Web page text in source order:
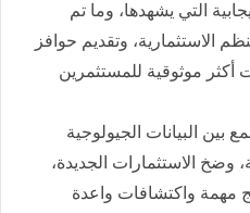
التي يشهدها، وما تم
الاستثمارية، وتقديم حوافز
أكثر موثوقية للمستثمرين
بين البيانات الجيولوجية
وضخ الاستثمارات الجديدة،
مهمة واكتشافات واعدة